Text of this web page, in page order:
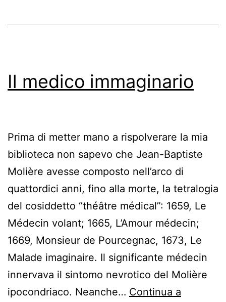
Il medico immaginario
Prima di metter mano a rispolverare la mia
biblioteca non sapevo che Jean-Baptiste
Molière avesse composto nell’arco di
quattordici anni, fino alla morte, la tetralogia
del cosiddetto “théâtre médical”: 1659, Le
Médecin volant; 1665, L’Amour médecin;
1669, Monsieur de Pourcegnac, 1673, Le
Malade imaginaire. Il significante médecin
innervava il sintomo nevrotico del Molière
ipocondriaco. Neanche… Continua a